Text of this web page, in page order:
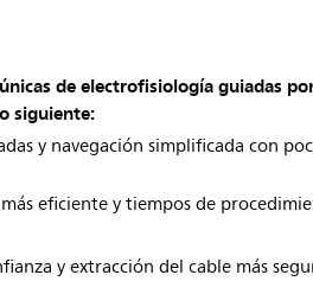
de electrofisiología guiadas
siguiente:
y navegación simplificada con
eficiente y tiempos de
y extracción del cable más